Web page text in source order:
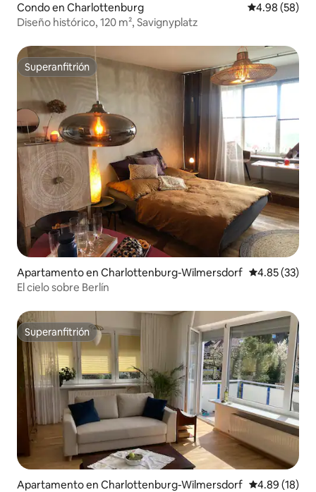
Condo en Charlottenburg Calificación
4.98 (58)
Diseño histórico, 120 m², Savignyplatz
Superanfitrión
Superanfitrión
Apartamento en Charlottenburg-Wilmersdorf Calificación
4.85 (33)
El cielo sobre Berlín
Superanfitrión
Superanfitrión
Apartamento en Charlottenburg-Wilmersdorf Calificación
4.89 (18)